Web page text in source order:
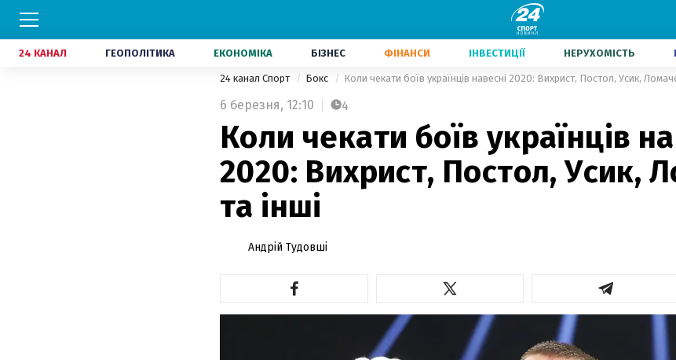
24 КАНАЛ ГЕОПОЛІТИКА ЕКОНОМІКА БІЗНЕС ФІНАНСИ ІНВЕСТИЦІЇ НЕРУХОМІСТЬ
24 канал Спорт Бокс Коли чекати боїв українців навесні 2020: Вихрист, Постол, Усик,
6 березня, 12:10 4
Коли чекати боїв українців
2020: Вихрист, Постол, Усик,
та інші
Андрій Тудовші